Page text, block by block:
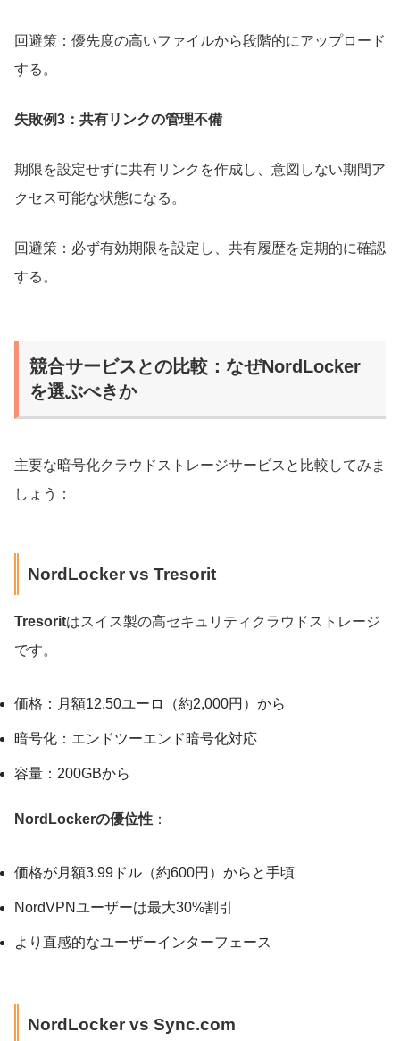
回避策：優先度の高いファイルから段階的にアップロード
する。
失敗例3：共有リンクの管理不備
期限を設定せずに共有リンクを作成し、意図しない期間ア
クセス可能な状態になる。
回避策：必ず有効期限を設定し、共有履歴を定期的に確認
する。
競合サービスとの比較：なぜNordLocker
を選ぶべきか
主要な暗号化クラウドストレージサービスと比較してみま
しょう：
NordLocker vs Tresorit
Tresoritはスイス製の高セキュリティクラウドストレージ
です。
価格：月額12.50ユーロ（約2,000円）から
暗号化：エンドツーエンド暗号化対応
容量：200GBから
NordLockerの優位性 ：
価格が月額3.99ドル（約600円）からと手頃
NordVPNユーザーは最大30%割引
より直感的なユーザーインターフェース
NordLocker vs Sync.com